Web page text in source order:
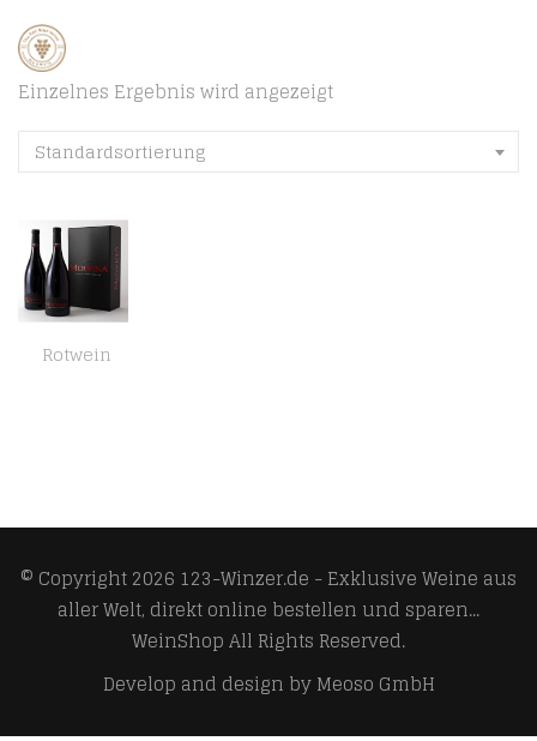
Einzelnes Ergebnis wird angezeigt
Standardsortierung
Rotwein
© Copyright 2026 123-Winzer.de - Exklusive Weine aus
aller Welt, direkt online bestellen und sparen...
WeinShopAll Rights Reserved.
Develop and design byMeoso GmbH